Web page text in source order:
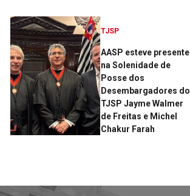
TJSP
AASP esteve presente
na Solenidade de
Posse dos
Desembargadores do
TJSP Jayme Walmer
de Freitas e Michel
Chakur Farah